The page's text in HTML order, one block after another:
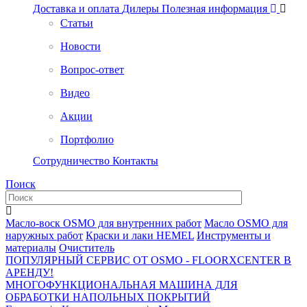
Доставка и оплата Дилеры Полезная информация
Статьи
Новости
Вопрос-ответ
Видео
Акции
Портфолио
Сотрудничество Контакты
Поиск
Масло-воск OSMO для внутренних работ Масло OSMO для
наружных работ Краски и лаки HEMEL Инструменты и
материалы Очиститель
ПОПУЛЯРНЫЙ СЕРВИС ОТ OSMO - FLOORXCENTER В
АРЕНДУ!
МНОГОФУНКЦИОНАЛЬНАЯ МАШИНА ДЛЯ
ОБРАБОТКИ НАПОЛЬНЫХ ПОКРЫТИЙ